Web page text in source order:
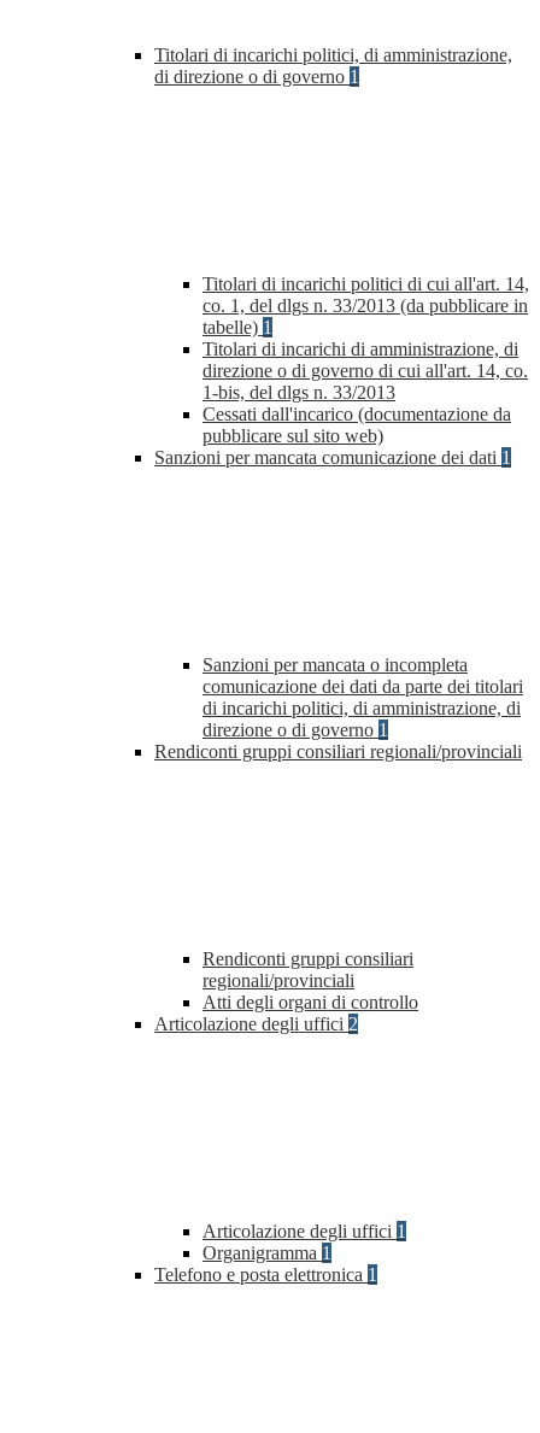
Titolari di incarichi politici, di amministrazione,
di direzione o di governo 1
Titolari di incarichi politici di cui all'art. 14,
co. 1, del dlgs n. 33/2013 (da pubblicare in
tabelle) 1
Titolari di incarichi di amministrazione, di
direzione o di governo di cui all'art. 14, co.
1-bis, del dlgs n. 33/2013
Cessati dall'incarico (documentazione da
pubblicare sul sito web)
Sanzioni per mancata comunicazione dei dati 1
Sanzioni per mancata o incompleta
comunicazione dei dati da parte dei titolari
di incarichi politici, di amministrazione, di
direzione o di governo 1
Rendiconti gruppi consiliari regionali/provinciali
Rendiconti gruppi consiliari
regionali/provinciali
Atti degli organi di controllo
Articolazione degli uffici 2
Articolazione degli uffici 1
Organigramma 1
Telefono e posta elettronica 1